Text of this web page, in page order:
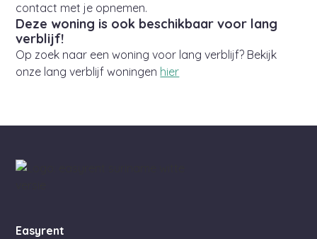
contact met je opnemen.
Deze woning is ook beschikbaar voor lang
verblijf!
Op zoek naar een woning voor lang verblijf? Bekijk
onze lang verblijf woningen hier
Easyrent